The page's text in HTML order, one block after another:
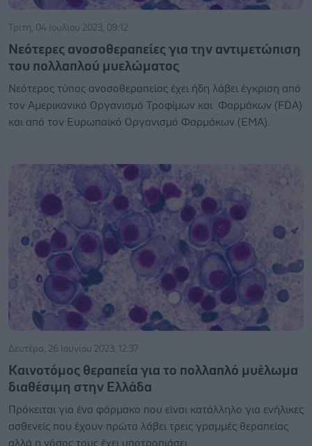
Τρίτη, 04 Ιουλίου 2023, 09:12
Νεότερες ανοσοθεραπείες για την αντιμετώπιση
του πολλαπλού μυελώματος
Νεότερος τύπος ανοσοθεραπείας έχει ήδη λάβει έγκριση από
τον Αμερικανικό Οργανισμό Τροφίμων και Φαρμάκων (FDA)
και από τον Ευρωπαϊκό Οργανισμό Φαρμάκων (ΕΜΑ).
Δευτέρα, 26 Ιουνίου 2023, 12:37
Καινοτόμος θεραπεία για το πολλαπλό μυέλωμα
διαθέσιμη στην Ελλάδα
Πρόκειται για ένα φάρμακο που είναι κατάλληλο για ενήλικες
ασθενείς που έχουν πρώτα λάβει τρεις γραμμές θεραπείας
αλλά η νόσος τους έχει υποτροπιάσει.